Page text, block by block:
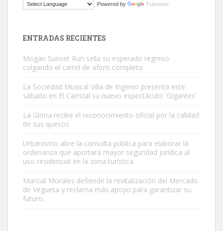
Este gato macho ha aparecido en la calle hace menos de un mes,
Adopción urgente
Busco adopción responsable para mi perra. Pastor alemán,
Leales.org » Gran Canaria | 6.7.2025
Powered by Translate
ENTRADAS RECIENTES
Mogán Sunset Run sella su esperado regreso
colgando el cartel de aforo completo
La Sociedad Musical Villa de Ingenio presenta este
sábado en El Carrizal su nuevo espectáculo: ‘Gigantes’
La Gloria recibe el reconocimiento oficial por la calidad
de sus quesos
Urbanismo abre la consulta pública para elaborar la
ordenanza que aportará mayor seguridad jurídica al
uso residencial en la zona turística
Marcial Morales defiende la revitalización del Mercado
de Vegueta y reclama más apoyo para garantizar su
futuro.